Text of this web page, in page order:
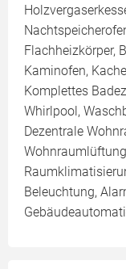
Flachheizkörper,
Kaminofen,
Komplettes
Whirlpool,
Dezentrale
Beleuchtung,